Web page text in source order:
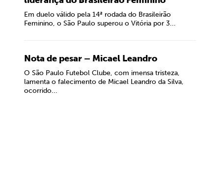
Em duelo válido pela 14ª rodada do Brasileirão
Feminino, o São Paulo superou o Vitória por 3...
Nota de pesar – Micael Leandro
O São Paulo Futebol Clube, com imensa tristeza,
lamenta o falecimento de Micael Leandro da Silva,
ocorrido...